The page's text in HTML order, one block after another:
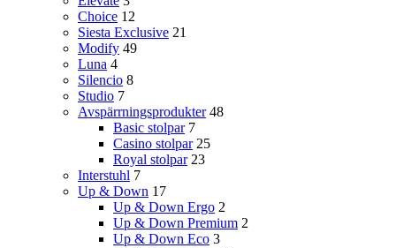
Choice 12
Siesta Exclusive 21
Modify 49
Luna 4
Silencio 8
Studio 7
Avspärrningsprodukter 48
Basic stolpar 7
Casino stolpar 25
Royal stolpar 23
Interstuhl 7
Up & Down 17
Up & Down Ergo 2
Up & Down Premium 2
Up & Down Eco 3